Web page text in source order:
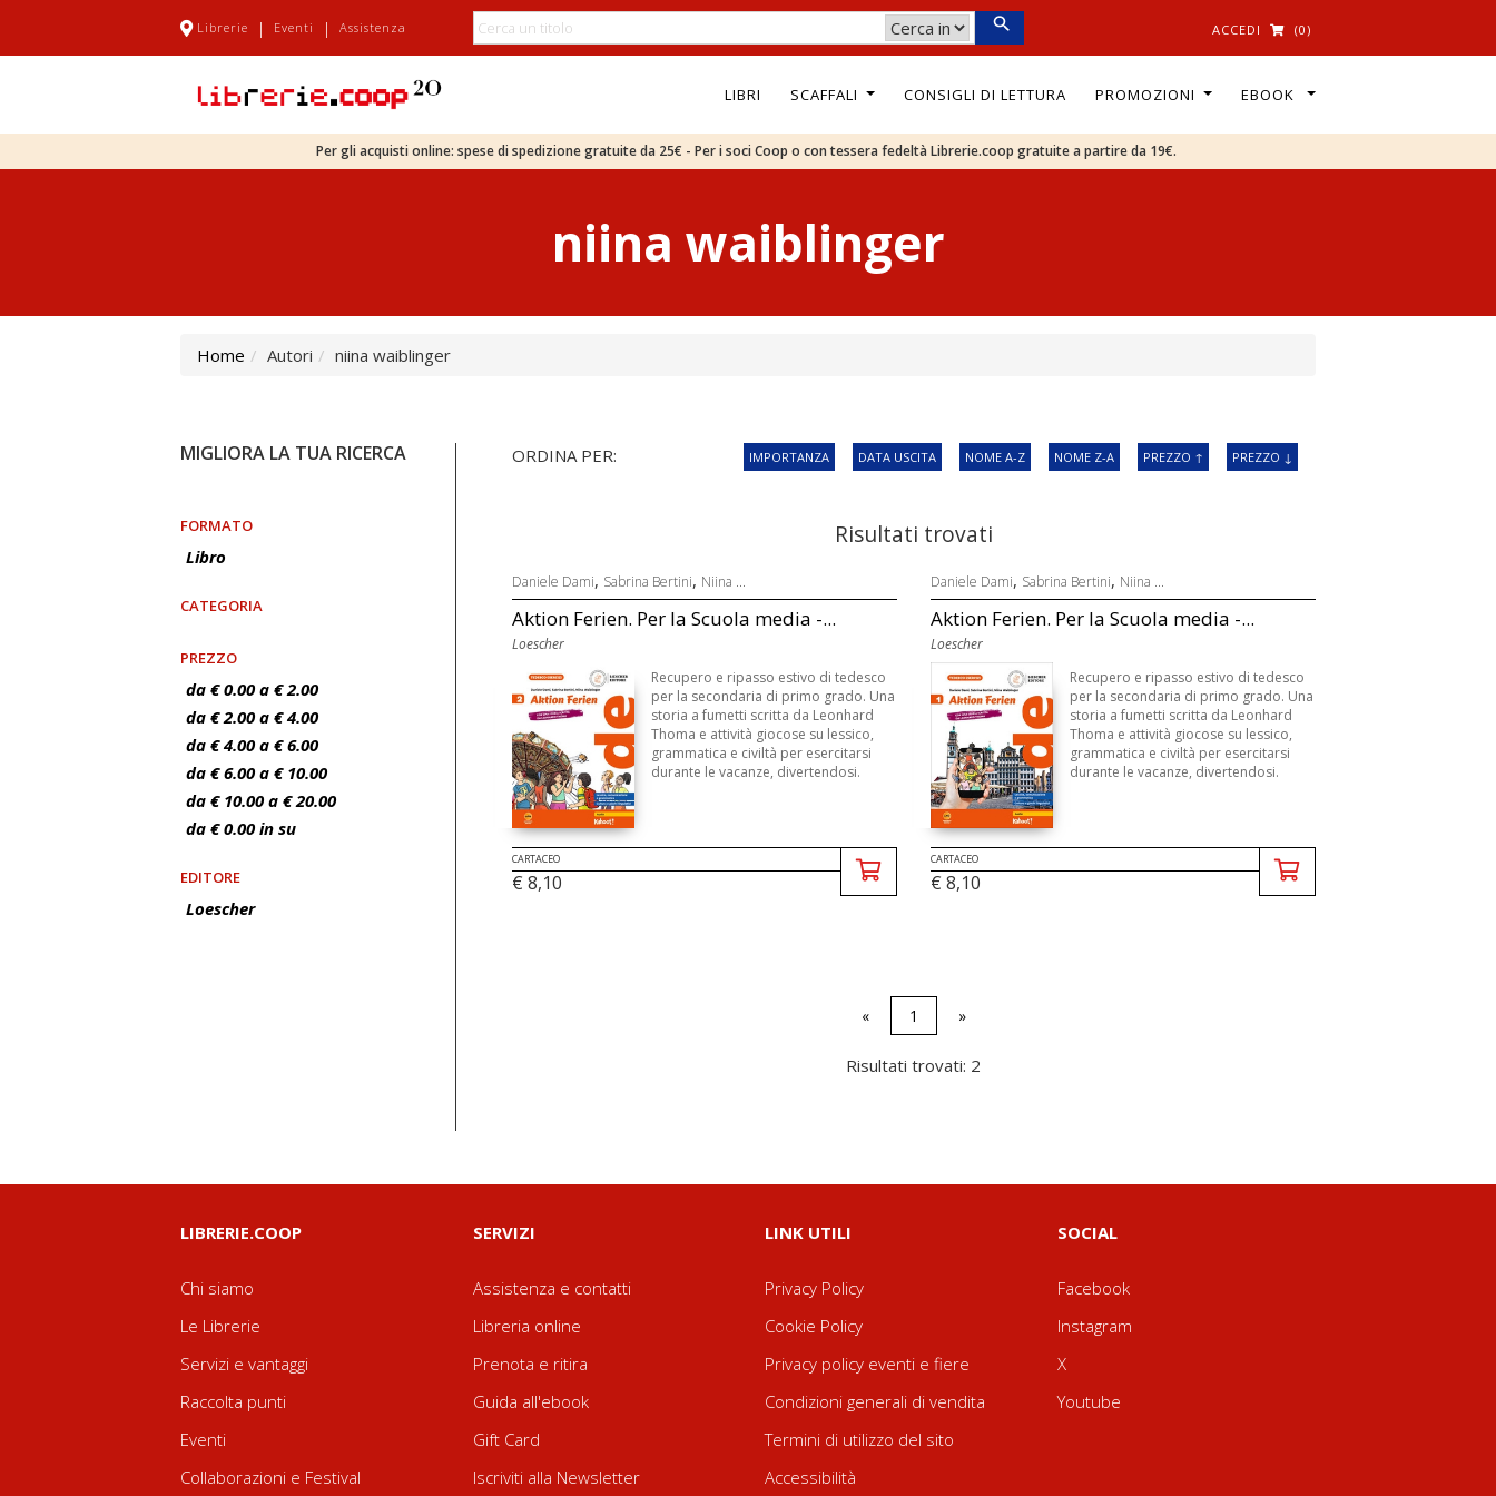
Librerie | Eventi | Assistenza ACCEDI (0)
LIBRI SCAFFALI CONSIGLI DI LETTURA PROMOZIONI EBOOK
Per gli acquisti online: spese di spedizione gratuite da 25€ - Per i soci Coop o con tessera fedeltà Librerie.coop gratuite a partire da 19€.
niina waiblinger
Home Autori niina waiblinger
MIGLIORA LA TUA RICERCA
FORMATO
Libro
CATEGORIA
PREZZO
da € 0.00 a € 2.00
da € 2.00 a € 4.00
da € 4.00 a € 6.00
da € 6.00 a € 10.00
da € 10.00 a € 20.00
da € 0.00 in su
EDITORE
Loescher
ORDINA PER: IMPORTANZA DATA USCITA NOME A-Z NOME Z-A PREZZO ↑ PREZZO ↓
Risultati trovati
Daniele Dami, Sabrina Bertini, Niina ...
Aktion Ferien. Per la Scuola media -...
Loescher
Recupero e ripasso estivo di tedesco
per la secondaria di primo grado. Una
storia a fumetti scritta da Leonhard
Thoma e attività giocose su lessico,
grammatica e civiltà per esercitarsi
durante le vacanze, divertendosi.
CARTACEO
€ 8,10
Daniele Dami, Sabrina Bertini, Niina ...
Aktion Ferien. Per la Scuola media -...
Loescher
Recupero e ripasso estivo di tedesco
per la secondaria di primo grado. Una
storia a fumetti scritta da Leonhard
Thoma e attività giocose su lessico,
grammatica e civiltà per esercitarsi
durante le vacanze, divertendosi.
CARTACEO
€ 8,10
« 1 »
Risultati trovati: 2
LIBRERIE.COOP
Chi siamo
Le Librerie
Servizi e vantaggi
Raccolta punti
Eventi
Collaborazioni e Festival
SERVIZI
Assistenza e contatti
Libreria online
Prenota e ritira
Guida all'ebook
Gift Card
Iscriviti alla Newsletter
LINK UTILI
Privacy Policy
Cookie Policy
Privacy policy eventi e fiere
Condizioni generali di vendita
Termini di utilizzo del sito
Accessibilità
SOCIAL
Facebook
Instagram
X
Youtube